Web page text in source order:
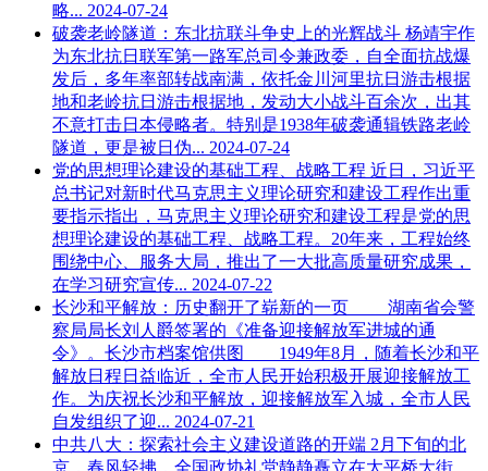
略... 2024-07-24
破袭老岭隧道：东北抗联斗争史上的光辉战斗 杨靖宇作
为东北抗日联军第一路军总司令兼政委，自全面抗战爆
发后，多年率部转战南满，依托金川河里抗日游击根据
地和老岭抗日游击根据地，发动大小战斗百余次，出其
不意打击日本侵略者。特别是1938年破袭通辑铁路老岭
隧道，更是被日伪... 2024-07-24
党的思想理论建设的基础工程、战略工程 近日，习近平
总书记对新时代马克思主义理论研究和建设工程作出重
要指示指出，马克思主义理论研究和建设工程是党的思
想理论建设的基础工程、战略工程。20年来，工程始终
围绕中心、服务大局，推出了一大批高质量研究成果，
在学习研究宣传... 2024-07-22
长沙和平解放：历史翻开了崭新的一页
湖南省会警
察局局长刘人爵签署的《准备迎接解放军进城的通
令》。长沙市档案馆供图 1949年8月，随着长沙和平
解放日程日益临近，全市人民开始积极开展迎接解放工
作。为庆祝长沙和平解放，迎接解放军入城，全市人民
自发组织了迎... 2024-07-21
中共八大：探索社会主义建设道路的开端 2月下旬的北
京，春风轻拂，全国政协礼堂静静矗立在太平桥大街